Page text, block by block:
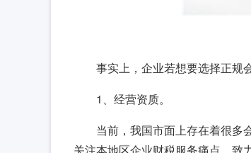
事实上，企业若想要选择正规
1、经营资质。
当前，我国市面上存在着很多